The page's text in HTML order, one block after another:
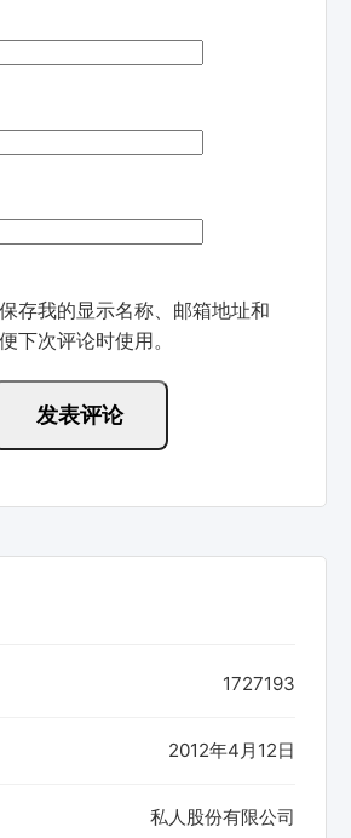
存我的显示名称、邮箱地址和
下次评论时使用。
1727193
2012年4月12日
私人股份有限公司